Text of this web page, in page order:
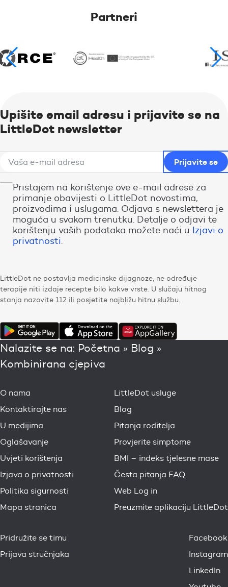
Partneri
Upišite email adresu i prijavite se na
LittleDot newsletter
Pristajem na korištenje ove e-mail adrese za
primanje obavijesti o LittleDot novostima,
proizvodima i uslugama. Odjava s newslettera je
moguća u svakom trenutku. Detalje o odjavi te
korištenju vaših podataka možete naći u Izjavi o
privatnosti.
LittleDot ne postavlja medicinske dijagnoze, ne određuje
terapije niti izdaje recepte bilo kakve vrste. U slučaju hitnog
stanja nazovite 112 ili posjetite najbližu hitnu službu.
Nalazite se na: Početna » Blog »
Kombinirana cjepiva
O nama
Kontaktirajte nas
U medijima
Oglašavanje
Uvjeti korištenja
Izjava o privatnosti
Politika sigurnosti
Mapa stranica
LittleDot usluge
Blog
Pitanja roditelja
Provjerite simptome
BMI – indeks tjelesne mase
Česta pitanja FAQ
Web Log in
Preuzmite aplikaciju LittleDot
Pridružite se timu
Prijava stručnjaka
Facebook
Instagram
LinkedIn